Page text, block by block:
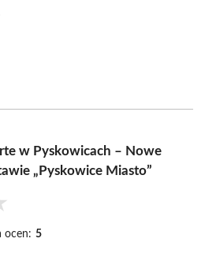
w Pyskowicach – Nowe
„Pyskowice Miasto”
ocen: 5